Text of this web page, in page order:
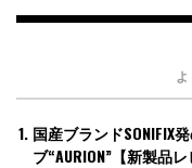
国産ブランドSONIFIX
ブ“AURION”【新製品レ